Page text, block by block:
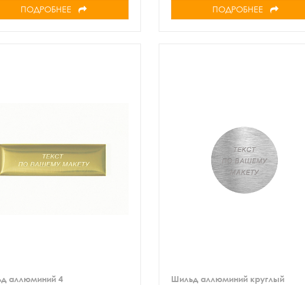
ПОДРОБНЕЕ ПОДРОБНЕЕ
аллюминий 4
Шильд аллюминий круглый